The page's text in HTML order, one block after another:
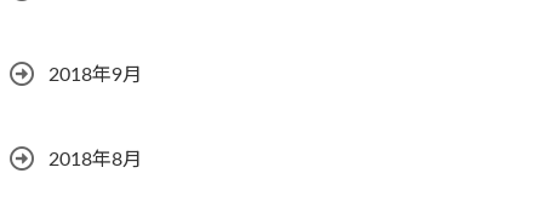
2018年9月
2018年8月